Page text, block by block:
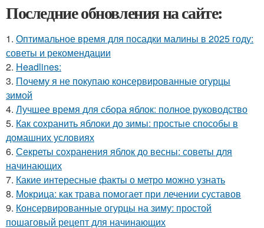
Последние обновления на сайте:
1. Оптимальное время для посадки малины в 2025 году:
советы и рекомендации
2. Headlines:
3. Почему я не покупаю консервированные огурцы
зимой
4. Лучшее время для сбора яблок: полное руководство
5. Как сохранить яблоки до зимы: простые способы в
домашних условиях
6. Секреты сохранения яблок до весны: советы для
начинающих
7. Какие интересные факты о метро можно узнать
8. Мокрица: как трава помогает при лечении суставов
9. Консервированные огурцы на зиму: простой
пошаговый рецепт для начинающих